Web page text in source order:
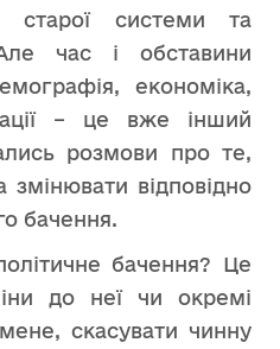
старої системи та
час і обставини
економіка,
– це вже інший
розмови про те,
відповідно
бачення.
бачення? Це
до неї чи окремі
скасувати чинну